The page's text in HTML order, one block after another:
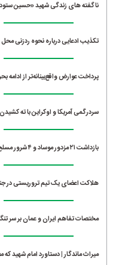
ناگفته های زندگی شهید «حسین
تکذیب ادعایی درباره نحوه ردزنی محل
پرداخت عوارض واقع‌بینانه‌تر از ادامه
سردرگمی آمریکا و اوکراین با ته
بازداشت ۲۱ مزدور موساد و ۴ شرور مسلح توسط وزارت اطلاعات
هلاکت اعضای یک تیم تروریستی در
مختصات تفاهم ایران و عمان بر سر
میراث ماندگار | دستاورد امام شهید که